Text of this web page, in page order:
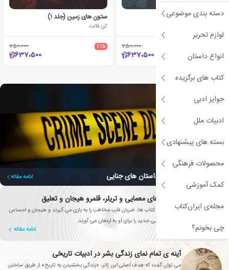
دسته بندی موضوعی
لوازم تحریر
انواع داستان
کتاب های برگزیده
جوایز ادبی
ادبیات ملل
بسته های پیشنهادی
محصولات فرهنگی
کمک آموزشی
مجله‌ی ایران‌کتاب
چی بخونم؟
ستون های زمین (جلد ۲)
750،000
637،500
ستون های زمین (جلد ۱)
کن فالت
٪15 750،000
637،500
لذت کشف حقیقت در داستان های جنایی ادامه مقاله
داستان های معمایی و تریلر، قلمرو هیجان و تعلیق
این دسته از کتاب ها، ضربان قلب مخاطب را به بازی می گیرند و هیجان و احساس
ورود به دنیایی جدید را برای او به ارمغان می آورند.
ادامه مقاله
آینه ی تمام نمای زندگی بشر در ادبیات تاریخی
می توان گفت که هدف اصلی این ژانر، «زندگی بخشیدن به تاریخ» از طریق ساختن